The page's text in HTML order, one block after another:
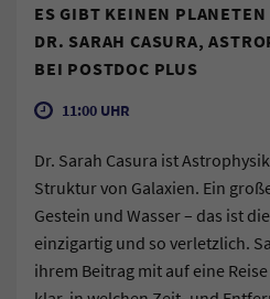
ES GIBT KEINEN PLANETEN
DR. SARAH CASURA,
BEI POSTDOC PLUS
11:00 UHR
Dr. Sarah Casura ist
Struktur von Galaxien. Ein
Gestein und Wasser – das ist
einzigartig und so verletzlich.
ihrem Beitrag mit auf eine